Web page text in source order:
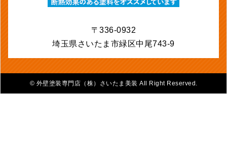
〒336-0932
埼玉県さいたま市緑区中尾743-9
© 外壁塗装専門店（株）さいたま美装 All Right Reserved.